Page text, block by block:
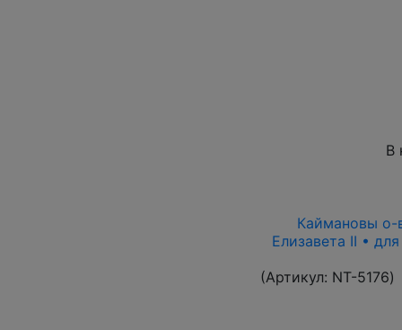
В
Каймановы о-
Елизавета II •
(Артикул: NT-5176)